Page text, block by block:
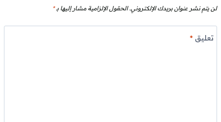
لن يتم نشر عنوان بريدك الإلكتروني. الحقول الإلزامية مشار إليها بـ*
تعليق*